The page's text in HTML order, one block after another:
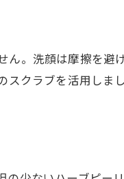
ニキビケア方法
のケア習慣
切なポイント解説
。洗顔は摩擦を
クラブを活用しま